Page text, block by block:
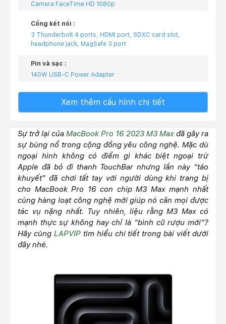
Camera FaceTime HD 1080p
Cổng kết nối :
3 Thunderbolt 4 ports, HDMI port, SDXC card slot,
headphone jack, MagSafe 3 port
Pin và sạc :
140W USB‑C Power Adapter
Xem thêm cấu hình chi tiết
Sự trở lại của MacBook Pro 16 2023 M3 Max đã gây ra
sự bùng nổ trong cộng đồng yêu công nghệ. Mặc dù
ngoại hình không có điểm gì khác biệt ngoại trừ
Apple đã bỏ đi thanh TouchBar nhưng lần này “táo
khuyết" đã chơi tất tay với người dùng khi trang bị
cho MacBook Pro 16 con chip M3 Max mạnh nhất
cùng hàng loạt công nghệ mới giúp nó cân mọi được
tác vụ nặng nhất. Tuy nhiên, liệu rằng M3 Max có
mạnh thực sự không hay chỉ là “bình cũ rượu mới"?
Hãy cùng LAPVIPtìm hiểu chi tiết trong bài viết dưới
đây nhé.